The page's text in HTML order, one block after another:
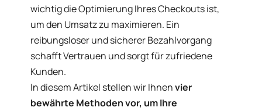
wichtig die Optimierung Ihres Checkouts ist,
um den Umsatz zu maximieren. Ein
reibungsloser und sicherer Bezahlvorgang
schafft Vertrauen und sorgt für zufriedene
Kunden.
In diesem Artikel stellen wir Ihnenvier
bewährte Methoden vor, um Ihre